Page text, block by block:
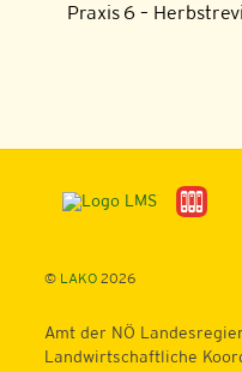
Praxis 6 –
© LAKO2026
Amt der NÖ
Landwirtschaftliche